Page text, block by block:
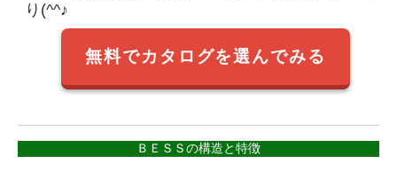
り(^^♪
無料でカタログを選んでみる
ＢＥＳＳの構造と特徴